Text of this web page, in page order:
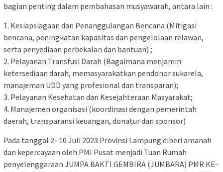
bagian penting dalam pembahasan musyawarah, antara lain :
1. Kesiapsiagaan dan Penanggulangan Bencana (Mitigasi
bencana, peningkatan kapasitas dan pengelolaan relawan,
serta penyediaan perbekalan dan bantuan) ;
2. Pelayanan Transfusi Darah (Bagaimana menjamin
ketersediaan darah, memasyarakatkan pendonor sukarela,
manajeman UDD yang profesional dan transparan);
3. Pelayanan Kesehatan dan Kesejahteraan Masyarakat;
4. Manajemen organisasi (koordinasi dengan pemerintah
daerah, transparansi keuangan, donatur dan sponsor)
Pada tanggal 2- 10 Juli 2023 Provinsi Lampung diberi amanah
dan kepercayaan oleh PMI Pusat menjadi Tuan Rumah
penyelenggaraan JUMPA BAKTI GEMBIRA (JUMBARA) PMR KE-